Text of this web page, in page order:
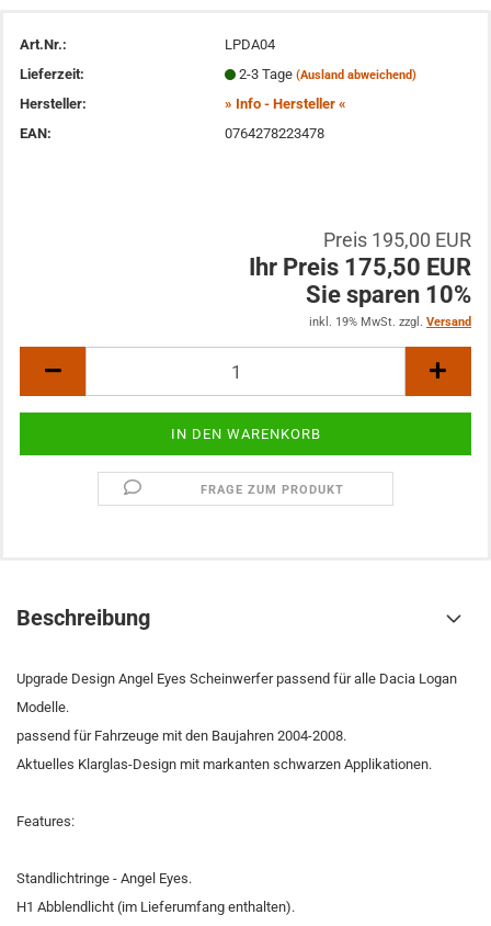
Art.Nr.:
LPDA04
Lieferzeit:
2-3 Tage (Ausland abweichend)
Hersteller:
» Info - Hersteller «
EAN:
0764278223478
Preis 195,00 EUR
Ihr Preis 175,50 EUR
Sie sparen 10%
inkl. 19% MwSt. zzgl. Versand
FRAGE ZUM PRODUKT
Beschreibung
Upgrade Design Angel Eyes Scheinwerfer passend für alle Dacia Logan
Modelle.
passend für Fahrzeuge mit den Baujahren 2004-2008.
Aktuelles Klarglas-Design mit markanten schwarzen Applikationen.
Features:
Standlichtringe - Angel Eyes.
H1 Abblendlicht (im Lieferumfang enthalten).